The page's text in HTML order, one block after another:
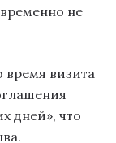
не
время визита
дней», что